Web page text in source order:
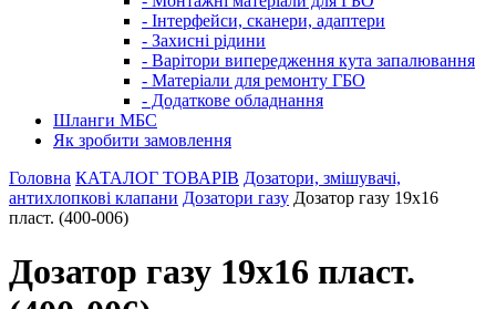
- Інтерфейси, сканери, адаптери
- Захисні рідини
- Варітори випередження кута запалювання
- Матеріали для ремонту ГБО
- Додаткове обладнання
Шланги МБС
Як зробити замовлення
Головна КАТАЛОГ ТОВАРІВ Дозатори, змішувачі,
антихлопкові клапани Дозатори газу Дозатор газу 19x16
пласт. (400-006)
Дозатор газу 19x16 пласт.